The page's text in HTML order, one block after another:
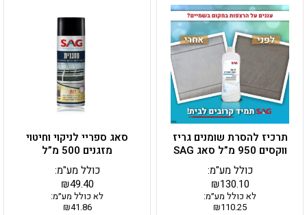
תרכיז להסרת שומנים גריז
ווקסים 950 מ”ל סאג SAG
₪130.10
כולל מע"מ:
לא כולל מע״מ:
₪110.25
סאג ספריי לניקוי וחיטוי
מזגנים 500 מ”ל
₪49.40
כולל מע"מ:
לא כולל מע״מ:
₪41.86